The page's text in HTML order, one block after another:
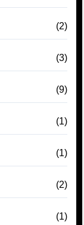
(2)
(3)
(9)
(1)
(1)
(2)
(1)